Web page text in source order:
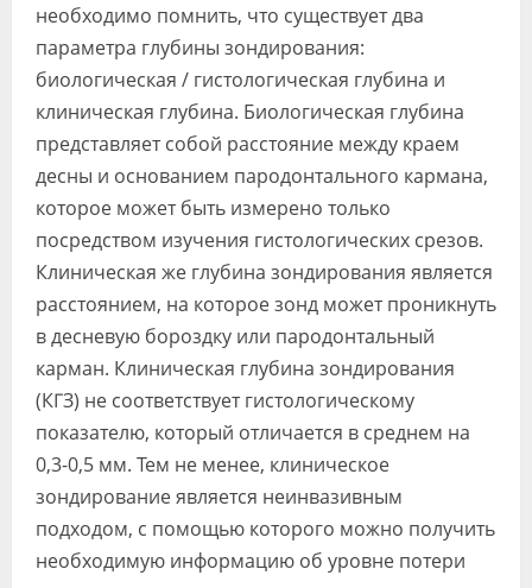
необходимо помнить, что существует два
параметра глубины зондирования:
биологическая / гистологическая глубина и
клиническая глубина. Биологическая глубина
представляет собой расстояние между краем
десны и основанием пародонтального кармана,
которое может быть измерено только
посредством изучения гистологических срезов.
Клиническая же глубина зондирования является
расстоянием, на которое зонд может проникнуть
в десневую бороздку или пародонтальный
карман. Клиническая глубина зондирования
(КГЗ) не соответствует гистологическому
показателю, который отличается в среднем на
0,3-0,5 мм. Тем не менее, клиническое
зондирование является неинвазивным
подходом, с помощью которого можно получить
необходимую информацию об уровне потери